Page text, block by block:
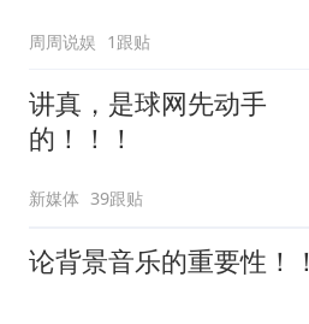
钱？”
周周说娱 1跟贴
讲真，是球网先动手
的！！！
新媒体 39跟贴
论背景音乐的重要性！！